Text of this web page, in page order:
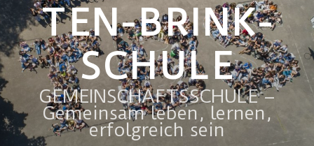
TEN-BRINK-
SCHULE
GEMEINSCHAFTSSCHULE –
Gemeinsam leben, lernen,
erfolgreich sein